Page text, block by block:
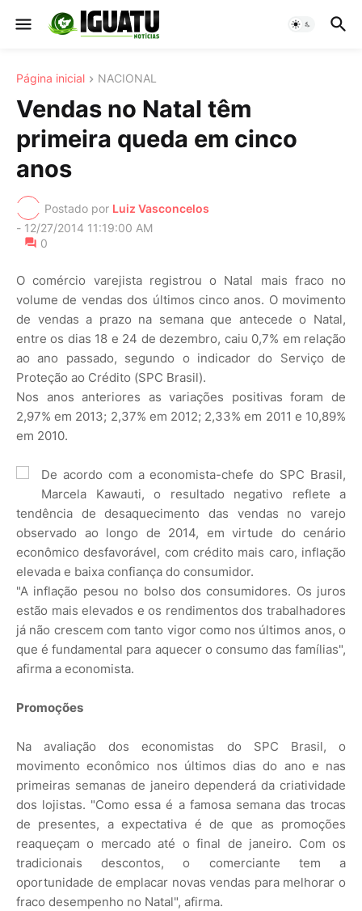
Página inicial NACIONAL
Vendas no Natal têm
primeira queda em cinco
anos
Postado por Luiz Vasconcelos
- 12/27/2014 11:19:00 AM
0
O comércio varejista registrou o Natal mais fraco no
volume de vendas dos últimos cinco anos. O movimento
de vendas a prazo na semana que antecede o Natal,
entre os dias 18 e 24 de dezembro, caiu 0,7% em relação
ao ano passado, segundo o indicador do Serviço de
Proteção ao Crédito (SPC Brasil).
Nos anos anteriores as variações positivas foram de
2,97% em 2013; 2,37% em 2012; 2,33% em 2011 e 10,89%
em 2010.
De acordo com a economista-chefe do SPC Brasil,
Marcela Kawauti, o resultado negativo reflete a
tendência de desaquecimento das vendas no varejo
observado ao longo de 2014, em virtude do cenário
econômico desfavorável, com crédito mais caro, inflação
elevada e baixa confiança do consumidor.
"A inflação pesou no bolso dos consumidores. Os juros
estão mais elevados e os rendimentos dos trabalhadores
já não crescem com tanto vigor como nos últimos anos, o
que é fundamental para aquecer o consumo das famílias",
afirma a economista.
Promoções
Na avaliação dos economistas do SPC Brasil, o
movimento econômico nos últimos dias do ano e nas
primeiras semanas de janeiro dependerá da criatividade
dos lojistas. "Como essa é a famosa semana das trocas
de presentes, a expectativa é de que as promoções
reaqueçam o mercado até o final de janeiro. Com os
tradicionais descontos, o comerciante tem a
oportunidade de emplacar novas vendas para melhorar o
fraco desempenho no Natal", afirma.